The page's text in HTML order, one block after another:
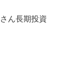
ん長期投資